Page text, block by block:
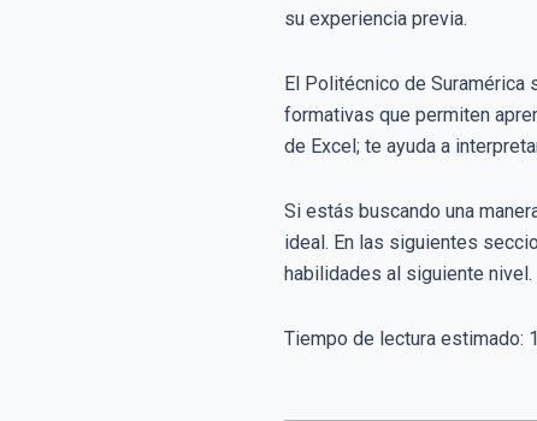
su experiencia previa.
El Politécnico de Suramérica
formativas que permiten
de Excel; te ayuda a
Si estás buscando una
ideal. En las siguientes
habilidades al siguiente nivel.
Tiempo de lectura estimado: